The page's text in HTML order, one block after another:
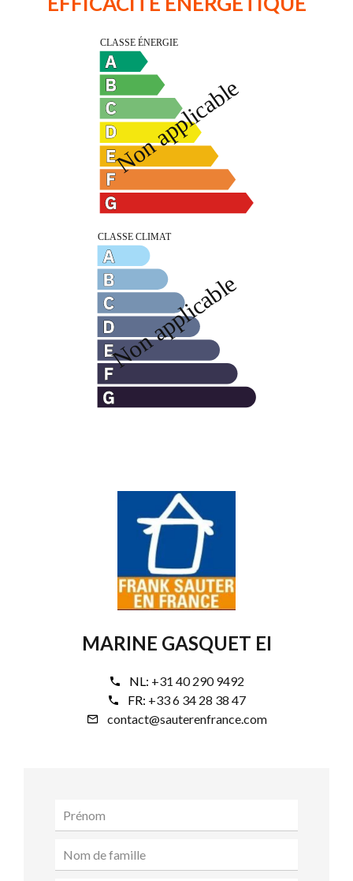
MARINE GASQUET EI
NL: +31 40 290 9492
FR: +33 6 34 28 38 47
contact@sauterenfrance.com